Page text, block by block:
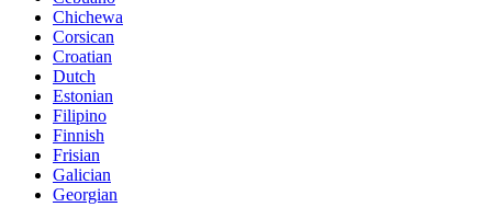
Chichewa
Corsican
Croatian
Dutch
Estonian
Filipino
Finnish
Frisian
Galician
Georgian